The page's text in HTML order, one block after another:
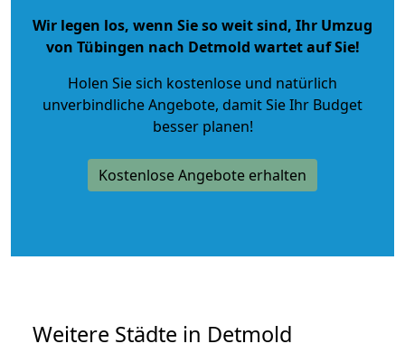
Wir legen los, wenn Sie so weit sind, Ihr Umzug
von Tübingen nach Detmold wartet auf Sie!
Holen Sie sich kostenlose und natürlich
unverbindliche Angebote, damit Sie Ihr Budget
besser planen!
Kostenlose Angebote erhalten
Weitere Städte in Detmold